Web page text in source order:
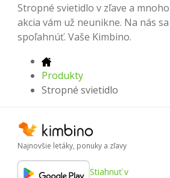
Stropné svietidlo v zľave a
akcia vám už neunikne. Na nás
spoľahnúť. Vaše Kimbino.
Produkty
Stropné svietidlo
Najnovšie letáky, ponuky a zľavy
Stiahnuť v